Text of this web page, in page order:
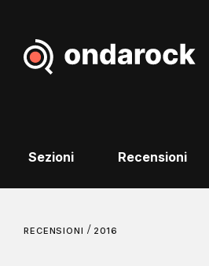
Sezioni Recensioni
RECENSIONI / 2016